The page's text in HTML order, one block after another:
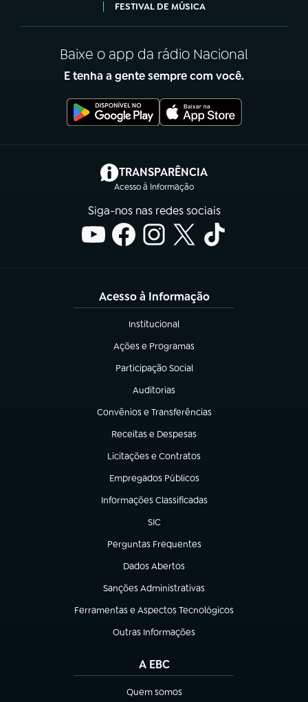
FESTIVAL DE MÚSICA
Baixe o app da rádio Nacional
E tenha a gente sempre com você.
TRANSPARÊNCIA
Acesso à Informação
(abre em nova aba)
Siga-nos nas redes sociais
Acesso à Informação
Institucional
(abre em nova aba)
Ações e Programas
(abre em nova aba)
Participação Social
(abre em nova aba)
Auditorias
(abre em nova aba)
Convênios e Transferências
(abre em nova aba)
Receitas e Despesas
(abre em nova aba)
Licitações e Contratos
(abre em nova aba)
Empregados Públicos
(abre em nova aba)
Informações Classificadas
(abre em nova aba)
SIC
(abre em nova aba)
Perguntas Frequentes
(abre em nova aba)
Dados Abertos
(abre em nova aba)
Sanções Administrativas
(abre em nova aba)
Ferramentas e Aspectos Tecnológicos
(abre em nova aba)
Outras Informações
(abre em nova aba)
A EBC
Quem somos
(abre em nova aba)